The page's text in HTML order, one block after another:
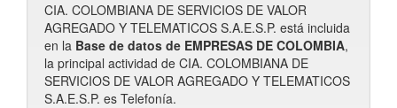
CIA. COLOMBIANA DE SERVICIOS DE VALOR
AGREGADO Y TELEMATICOS S.A.E.S.P. está incluida
en la Base de datos de EMPRESAS DE COLOMBIA,
la principal actividad de CIA. COLOMBIANA DE
SERVICIOS DE VALOR AGREGADO Y TELEMATICOS
S.A.E.S.P. es Telefonía.